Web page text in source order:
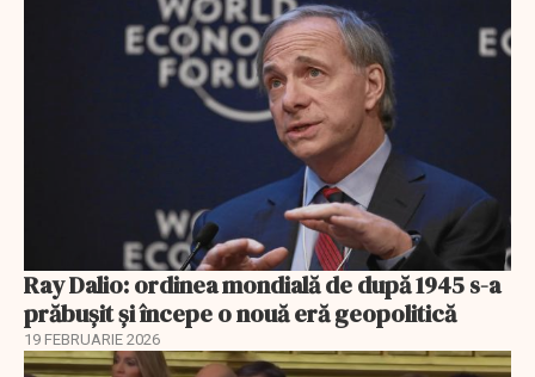
Ray Dalio: ordinea mondială de după 1945 s-a
prăbușit și începe o nouă eră geopolitică
19 FEBRUARIE 2026